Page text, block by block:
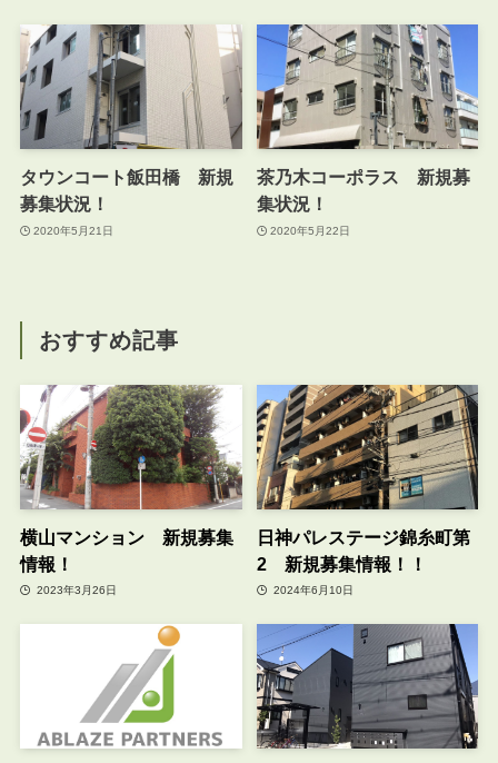
タウンコート飯田橋 新規
募集状況！
2020年5月21日
茶乃木コーポラス 新規募
集状況！
2020年5月22日
おすすめ記事
横山マンション 新規募集
情報！
2023年3月26日
日神パレステージ錦糸町第
2 新規募集情報！！
2024年6月10日